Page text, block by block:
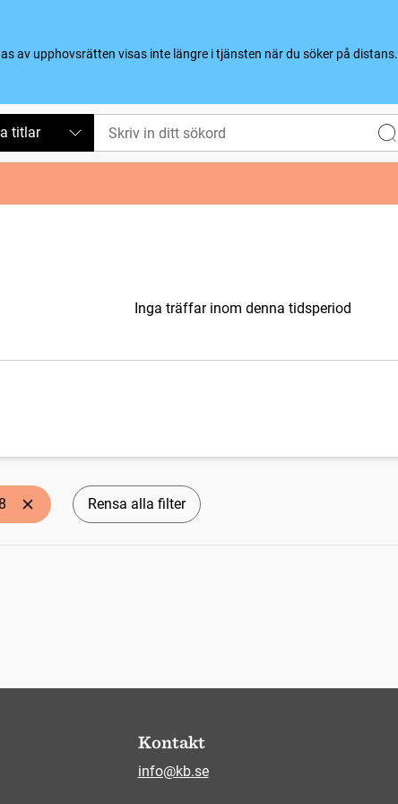
av upphovsrätten visas inte längre i tjänsten när du söker på distans.
titlar
Inga träffar inom denna tidsperiod
Rensa alla filter
Kontakt
info@kb.se